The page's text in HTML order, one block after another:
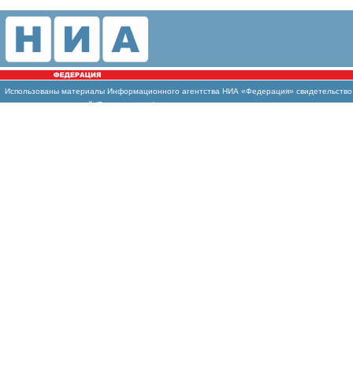
Использованы материалы Информационного агентства НИА «Федерация»
массовых коммуникаций (Роскомнадзор)